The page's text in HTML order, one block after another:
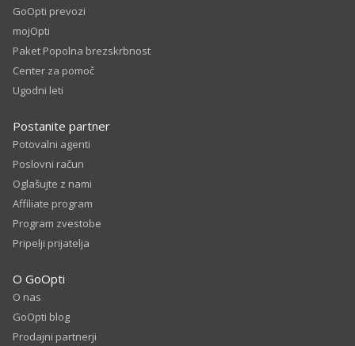
GoOpti prevozi
mojOpti
Paket Popolna brezskrbnost
Center za pomoč
Ugodni leti
Postanite partner
Potovalni agenti
Poslovni račun
Oglašujte z nami
Affiliate program
Program zvestobe
Pripelji prijatelja
O GoOpti
O nas
GoOpti blog
Prodajni partnerji